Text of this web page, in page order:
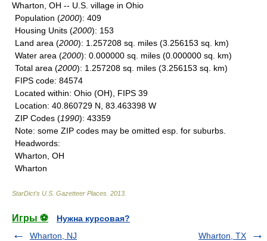
Wharton, OH -- U.S. village in Ohio
Population (2000): 409
Housing Units (2000): 153
Land area (2000): 1.257208 sq. miles (3.256153 sq. km)
Water area (2000): 0.000000 sq. miles (0.000000 sq. km)
Total area (2000): 1.257208 sq. miles (3.256153 sq. km)
FIPS code: 84574
Located within: Ohio (OH), FIPS 39
Location: 40.860729 N, 83.463398 W
ZIP Codes (1990): 43359
Note: some ZIP codes may be omitted esp. for suburbs.
Headwords:
Wharton, OH
Wharton
StarDict's U.S. Gazetteer Places 2013
Игры ⚽
Нужна курсовая?
Wharton, NJ
Wharton, TX